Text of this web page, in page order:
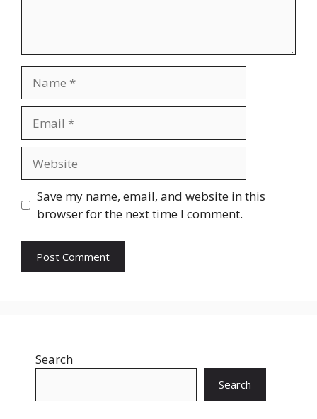
Save my name, email, and website in this
browser for the next time I comment.
Search
Search